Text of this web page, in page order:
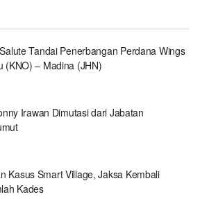
Tandai Penerbangan Perdana Wings
(KNO) – Madina (JHN)
Irawan Dimutasi dari Jabatan
Kasus Smart Village, Jaksa Kembali
Kades